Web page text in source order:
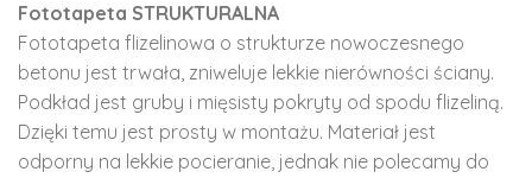
Fototapeta STRUKTURALNA
Fototapeta flizelinowa o strukturze nowoczesnego
betonu jest trwała, zniweluje lekkie nierówności ściany.
Podkład jest gruby i mięsisty pokryty od spodu flizeliną.
Dzięki temu jest prosty w montażu. Materiał jest
odporny na lekkie pocieranie, jednak nie polecamy do